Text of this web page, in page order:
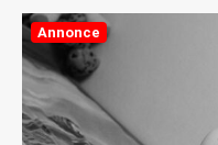
Annonce